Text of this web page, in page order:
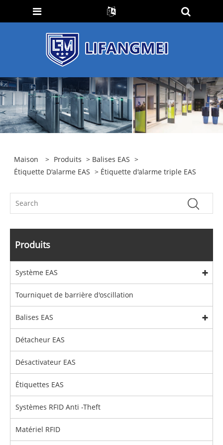
Maison > Produits > Balises EAS >
Étiquette D'alarme EAS > Étiquette d'alarme triple EAS
Produits
Système EAS
Tourniquet de barrière d'oscillation
Balises EAS
Détacheur EAS
Désactivateur EAS
Étiquettes EAS
Systèmes RFID Anti -Theft
Matériel RFID